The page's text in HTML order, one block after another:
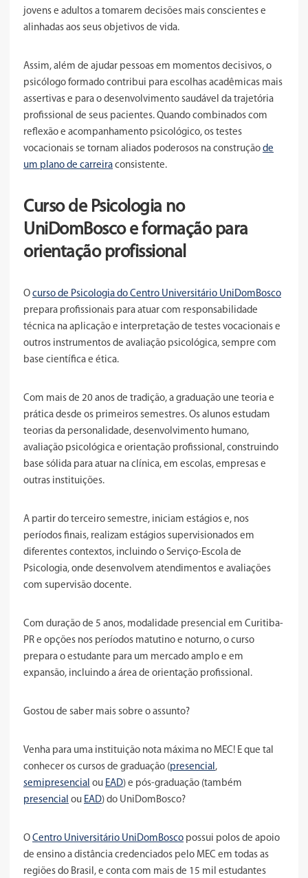
jovens e adultos a tomarem decisões mais conscientes e
alinhadas aos seus objetivos de vida.
Assim, além de ajudar pessoas em momentos decisivos, o
psicólogo formado contribui para escolhas acadêmicas mais
assertivas e para o desenvolvimento saudável da trajetória
profissional de seus pacientes. Quando combinados com
reflexão e acompanhamento psicológico, os testes
vocacionais se tornam aliados poderosos na construção de
um plano de carreira consistente.
Curso de Psicologia no
UniDomBosco e formação para
orientação profissional
O curso de Psicologia do Centro Universitário UniDomBosco
prepara profissionais para atuar com responsabilidade
técnica na aplicação e interpretação de testes vocacionais e
outros instrumentos de avaliação psicológica, sempre com
base científica e ética.
Com mais de 20 anos de tradição, a graduação une teoria e
prática desde os primeiros semestres. Os alunos estudam
teorias da personalidade, desenvolvimento humano,
avaliação psicológica e orientação profissional, construindo
base sólida para atuar na clínica, em escolas, empresas e
outras instituições.
A partir do terceiro semestre, iniciam estágios e, nos
períodos finais, realizam estágios supervisionados em
diferentes contextos, incluindo o Serviço-Escola de
Psicologia, onde desenvolvem atendimentos e avaliações
com supervisão docente.
Com duração de 5 anos, modalidade presencial em Curitiba-
PR e opções nos períodos matutino e noturno, o curso
prepara o estudante para um mercado amplo e em
expansão, incluindo a área de orientação profissional.
Gostou de saber mais sobre o assunto?
Venha para uma instituição nota máxima no MEC! E que tal
conhecer os cursos de graduação (presencial,
semipresencial ou EAD) e pós-graduação (também
presencial ou EAD) do UniDomBosco?
O Centro Universitário UniDomBosco possui polos de apoio
de ensino a distância credenciados pelo MEC em todas as
regiões do Brasil, e conta com mais de 15 mil estudantes